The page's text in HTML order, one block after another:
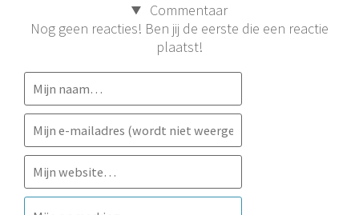
Commentaar
Nog geen reacties! Ben jij de eerste die een reactie
plaatst!